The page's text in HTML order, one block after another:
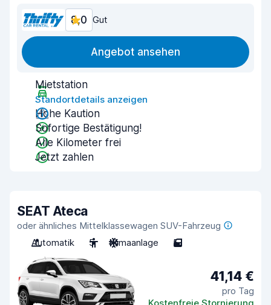
8,0 Gut
Angebot ansehen
Mietstation
Standortdetails anzeigen
Hohe Kaution
Sofortige Bestätigung!
Alle Kilometer frei
Jetzt zahlen
SEAT Ateca
oder ähnliches Mittelklassewagen SUV-Fahrzeug
Automatik
5 Klimaanlage 5
41,14 €
pro Tag
Kostenfreie Stornierung